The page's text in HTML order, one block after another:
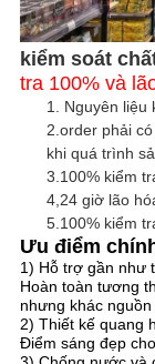
kiểm soát
tra 100% và
1. Nguyên liệu
2.order phải
khi quá trình
3.100% kiểm
4,24 giờ lão
5.100% kiểm
Ưu điểm
1) Hỗ trợ gần như
Hoàn toàn tương
nhưng khác
2) Thiết kế quang
Điểm sáng đẹp